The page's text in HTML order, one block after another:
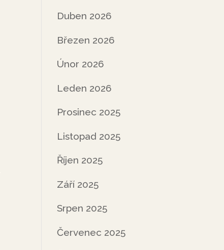
Duben 2026
Březen 2026
Únor 2026
Leden 2026
Prosinec 2025
Listopad 2025
Říjen 2025
Září 2025
Srpen 2025
Červenec 2025